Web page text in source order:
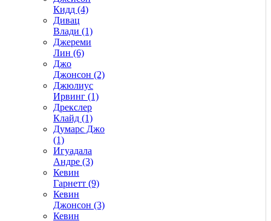
Кидд (4)
Дивац
Влади (1)
Джереми
Лин (6)
Джо
Джонсон (2)
Джюлиус
Ирвинг (1)
Дрекслер
Клайд (1)
Думарс Джо
(1)
Игуадала
Андре (3)
Кевин
Гарнетт (9)
Кевин
Джонсон (3)
Кевин